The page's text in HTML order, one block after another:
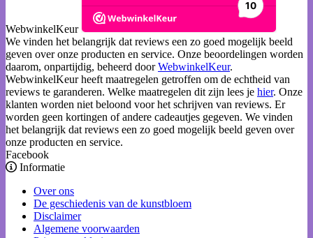
WebwinkelKeur
We vinden het belangrijk dat reviews een zo goed mogelijk beeld
geven over onze producten en service. Onze beoordelingen worden
daarom, onpartijdig, beheerd doorWebwinkelKeur.
WebwinkelKeur heeft maatregelen getroffen om de echtheid van
reviews te garanderen. Welke maatregelen dit zijn lees je hier. Onze
klanten worden niet beloond voor het schrijven van reviews. Er
worden geen kortingen of andere cadeautjes gegeven. We vinden
het belangrijk dat reviews een zo goed mogelijk beeld geven over
onze producten en service.
Facebook
Informatie
Over ons
De geschiedenis van de kunstbloem
Disclaimer
Algemene voorwaarden